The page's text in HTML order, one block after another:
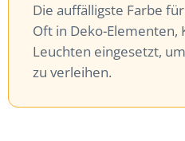
Die auffälligste Farbe
Oft in Deko-Elementen,
Leuchten eingesetzt,
zu verleihen.